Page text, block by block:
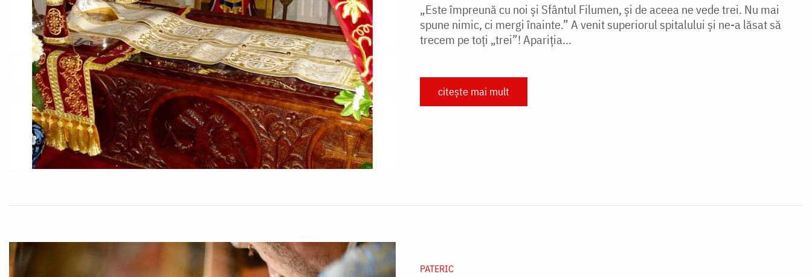
„Este împreună cu noi și Sfântul Filumen, și de aceea ne vede trei. Nu mai
spune nimic, ci mergi înainte.” A venit superiorul spitalului și ne-a lăsat să
trecem pe toți „trei”! Apariția...
citește mai mult
PATERIC